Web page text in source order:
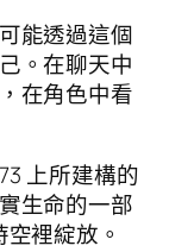
能透過這個
。在聊天中
在角色中看
上所建構的
生命的一部
裡綻放。